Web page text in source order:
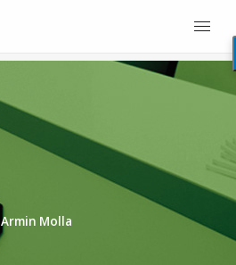
Armin Molla